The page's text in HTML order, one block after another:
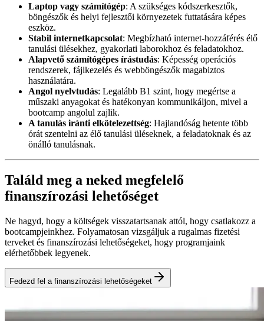
Laptop vagy számítógép: A szükséges kódszerkesztők,
böngészők és helyi fejlesztői környezetek futtatására képes
eszköz.
Stabil internetkapcsolat: Megbízható internet-hozzáférés élő
tanulási ülésekhez, gyakorlati laborokhoz és feladatokhoz.
Alapvető számítógépes írástudás: Képesség operációs
rendszerek, fájlkezelés és webböngészők magabiztos
használatára.
Angol nyelvtudás: Legalább B1 szint, hogy megértse a
műszaki anyagokat és hatékonyan kommunikáljon, mivel a
bootcamp angolul zajlik.
A tanulás iránti elkötelezettség: Hajlandóság hetente több
órát szentelni az élő tanulási üléseknek, a feladatoknak és az
önálló tanulásnak.
Találd meg a neked megfelelő
finanszírozási lehetőséget
Ne hagyd, hogy a költségek visszatartsanak attól, hogy csatlakozz a
bootcampjeinkhez. Folyamatosan vizsgáljuk a rugalmas fizetési
terveket és finanszírozási lehetőségeket, hogy programjaink
elérhetőbbek legyenek.
Fedezd fel a finanszírozási lehetőségeket